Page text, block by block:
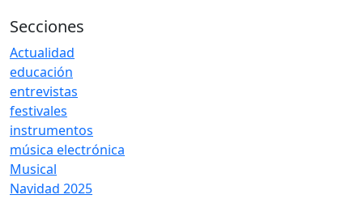
Secciones
Actualidad
educación
entrevistas
festivales
instrumentos
música electrónica
Musical
Navidad 2025